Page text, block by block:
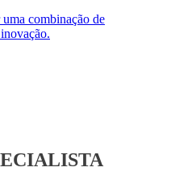
combinação de